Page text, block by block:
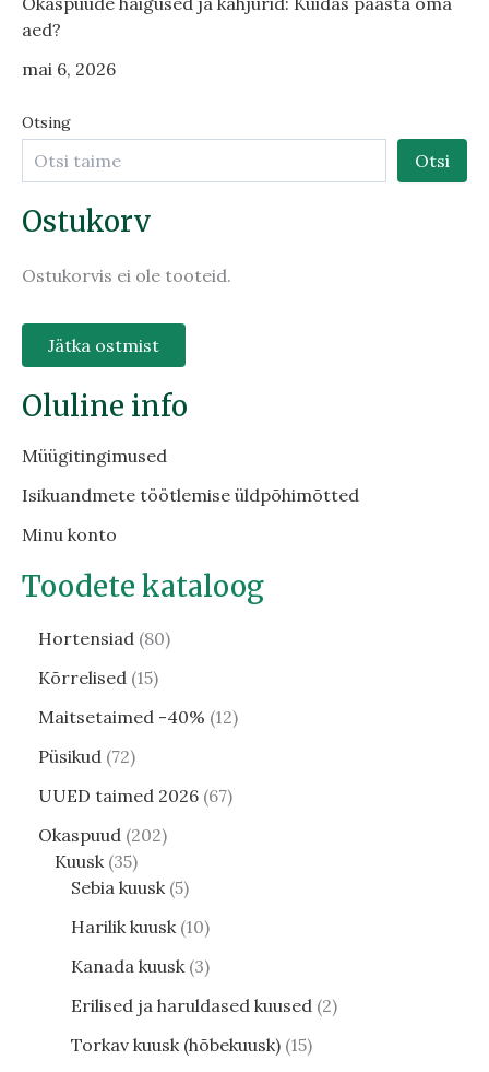
aed?
mai 6, 2026
Otsing
Otsi
Ostukorv
Ostukorvis ei ole tooteid.
Jätka ostmist
Oluline info
Müügitingimused
Isikuandmete töötlemise üldpõhimõtted
Minu konto
Toodete kataloog
Hortensiad 80
Kõrrelised 15
Maitsetaimed -40% 12
Püsikud 72
UUED taimed 2026 67
Okaspuud 202
Kuusk 35
Sebia kuusk 5
Harilik kuusk 10
Kanada kuusk 3
Erilised ja haruldased kuused 2
Torkav kuusk (hõbekuusk) 15